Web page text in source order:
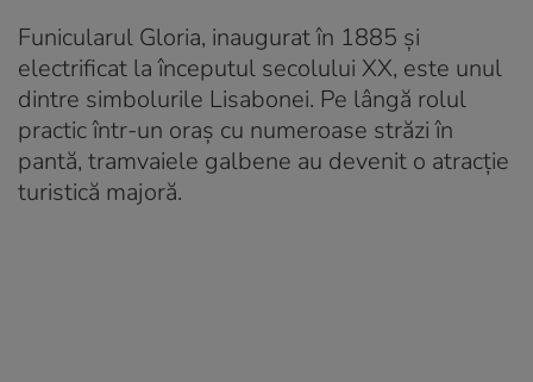
Funicularul Gloria, inaugurat în 1885 și
electrificat la începutul secolului XX, este unul
dintre simbolurile Lisabonei. Pe lângă rolul
practic într-un oraș cu numeroase străzi în
pantă, tramvaiele galbene au devenit o atracție
turistică majoră.